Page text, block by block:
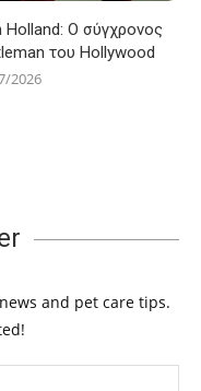
Holland: Ο σύγχρονος
του Hollywood
2026
and pet care tips.